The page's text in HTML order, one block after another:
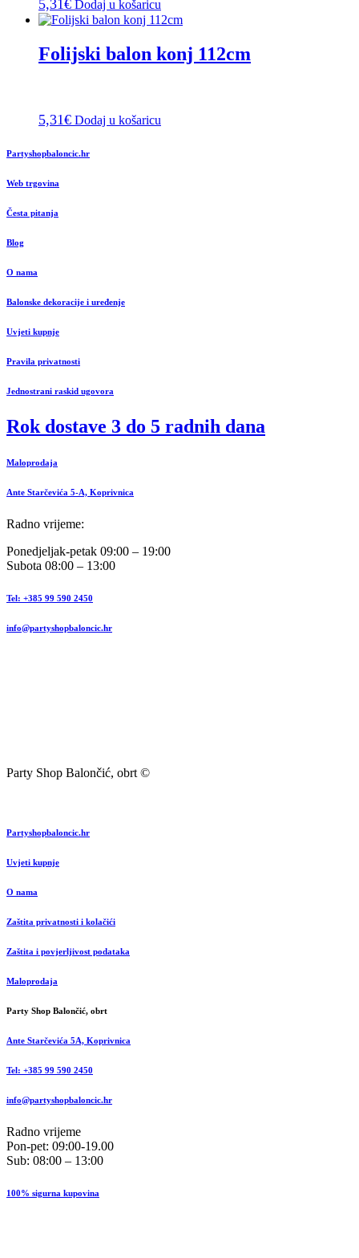
5,31€ Dodaj u košaricu
Folijski balon konj 112cm
5,31€ Dodaj u košaricu
Partyshopbaloncic.hr
Web trgovina
Česta pitanja
Blog
O nama
Balonske dekoracije i uređenje
Uvjeti kupnje
Pravila privatnosti
Jednostrani raskid ugovora
Rok dostave 3 do 5 radnih dana
Maloprodaja
Ante Starčevića 5-A, Koprivnica
Radno vrijeme:
Ponedjeljak-petak 09:00 – 19:00
Subota 08:00 – 13:00
Tel: +385 99 590 2450
info@partyshopbaloncic.hr
Party Shop Balončić, obrt ©
Partyshopbaloncic.hr
Uvjeti kupnje
O nama
Zaštita privatnosti i kolačići
Zaštita i povjerljivost podataka
Maloprodaja
Party Shop Balončić, obrt
Ante Starčevića 5A, Koprivnica
Tel: +385 99 590 2450
info@partyshopbaloncic.hr
Radno vrijeme
Pon-pet: 09:00-19.00
Sub: 08:00 – 13:00
100% sigurna kupovina